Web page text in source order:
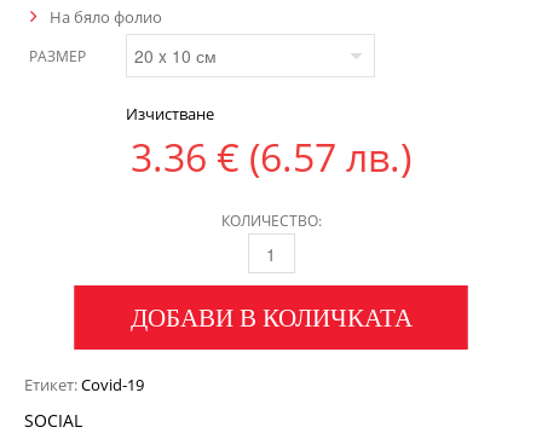
На бяло фолио
РАЗМЕР
Изчистване
3.36 € (6.57 лв.)
КОЛИЧЕСТВО:
ДОБАВИ В КОЛИЧКАТА
Етикет:Covid-19
SOCIAL